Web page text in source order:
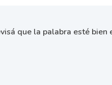
que la palabra esté